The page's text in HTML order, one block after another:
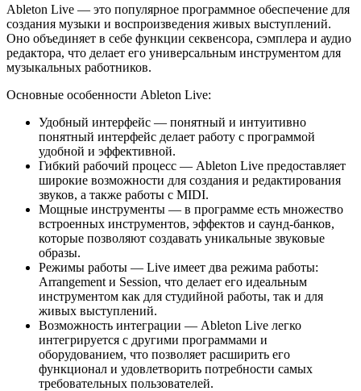
Ableton Live — это популярное программное обеспечение для
создания музыки и воспроизведения живых выступлений.
Оно объединяет в себе функции секвенсора, сэмплера и аудио
редактора, что делает его универсальным инструментом для
музыкальных работников.
Основные особенности Ableton Live:
Удобный интерфейс — понятный и интуитивно
понятный интерфейс делает работу с программой
удобной и эффективной.
Гибкий рабочий процесс — Ableton Live предоставляет
широкие возможности для создания и редактирования
звуков, а также работы с MIDI.
Мощные инструменты — в программе есть множество
встроенных инструментов, эффектов и саунд-банков,
которые позволяют создавать уникальные звуковые
образы.
Режимы работы — Live имеет два режима работы:
Arrangement и Session, что делает его идеальным
инструментом как для студийной работы, так и для
живых выступлений.
Возможность интеграции — Ableton Live легко
интегрируется с другими программами и
оборудованием, что позволяет расширить его
функционал и удовлетворить потребности самых
требовательных пользователей.